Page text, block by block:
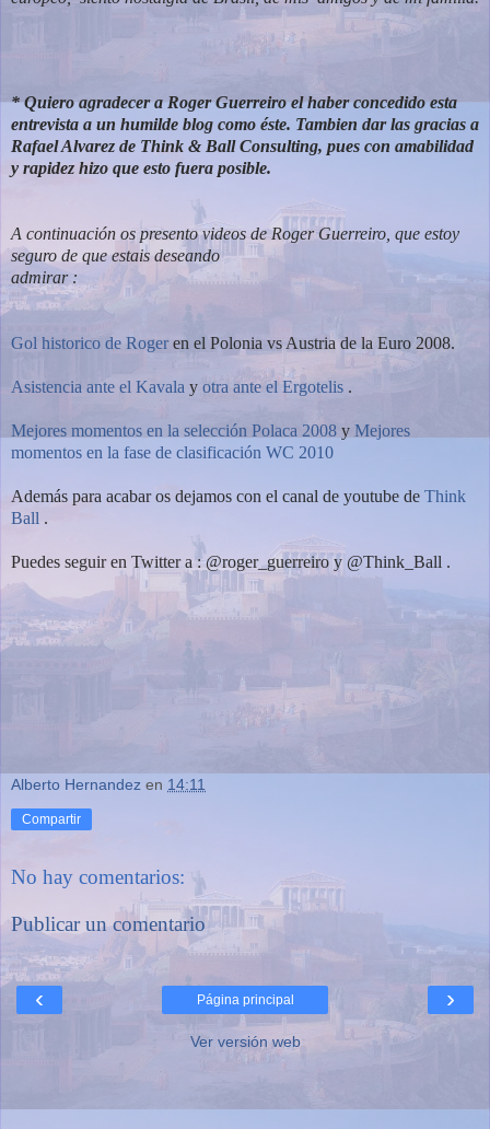
* Quiero agradecer a Roger Guerreiro el haber concedido esta
entrevista a un humilde blog como éste. Tambien dar las gracias a
Rafael Alvarez de Think & Ball Consulting, pues con amabilidad
y rapidez hizo que esto fuera posible.
A continuación os presento videos de Roger Guerreiro, que estoy
seguro de que estais deseando
admirar :
Gol historico de Rogeren el Polonia vs Austria de la Euro 2008.
Asistencia ante el Kavala y otra ante el Ergotelis .
Mejores momentos en la selección Polaca 2008 y Mejores
momentos en la fase de clasificación WC 2010
Además para acabar os dejamos con el canal de youtube de Think
Ball .
Puedes seguir en Twitter a : @roger_guerreiro y @Think_Ball .
Alberto Hernandez en 14:11
Compartir
No hay comentarios:
Publicar un comentario
‹ ›
Página principal
Ver versión web